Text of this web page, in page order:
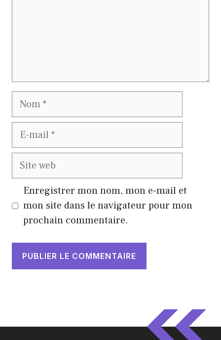
Nom
E-
Site
Enregistrer mon nom, mon e-mail et
mon site dans le navigateur pour mon
prochain commentaire.